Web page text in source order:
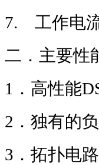
7. 工作电
二．主要性
1 ．高性能
2 ．独有的
3 ．拓扑电